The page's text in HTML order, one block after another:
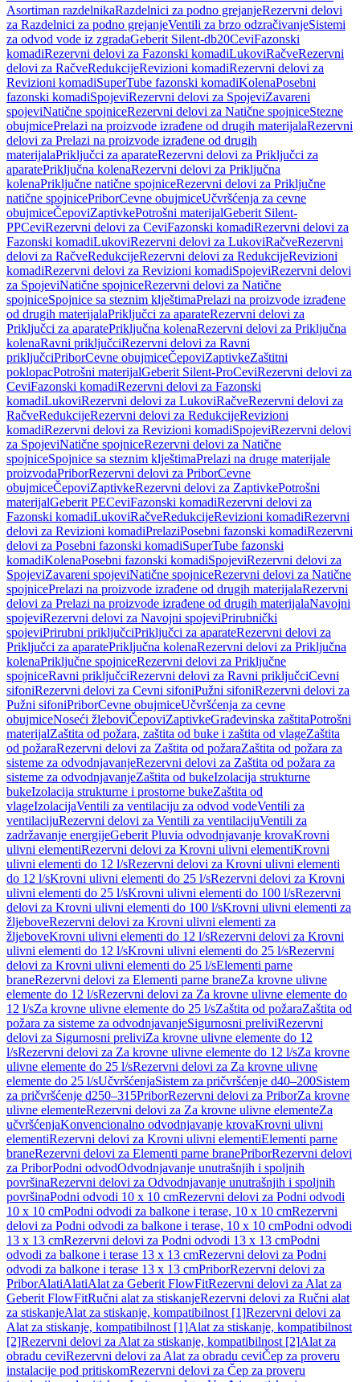
Asortiman razdelnikaRazdelnici za podno grejanjeRezervni delovi
za Razdelnici za podno grejanjeVentili za brzo odzračivanjeSistemi
za odvod vode iz zgradaGeberit Silent-db20CeviFazonski
komadiRezervni delovi za Fazonski komadiLukoviRačveRezervni
delovi za RačveRedukcijeRevizioni komadiRezervni delovi za
Revizioni komadiSuperTube fazonski komadiKolenaPosebni
fazonski komadiSpojeviRezervni delovi za SpojeviZavareni
spojeviNatične spojniceRezervni delovi za Natične spojniceStezne
obujmicePrelazi na proizvode izrađene od drugih materijalaRezervni
delovi za Prelazi na proizvode izrađene od drugih
materijalaPriključci za aparateRezervni delovi za Priključci za
aparatePriključna kolenaRezervni delovi za Priključna
kolenaPriključne natične spojniceRezervni delovi za Priključne
natične spojnicePriborCevne obujmiceUčvršćenja za cevne
obujmiceČepoviZaptivkePotrošni materijalGeberit Silent-
PPCeviRezervni delovi za CeviFazonski komadiRezervni delovi za
Fazonski komadiLukoviRezervni delovi za LukoviRačveRezervni
delovi za RačveRedukcijeRezervni delovi za RedukcijeRevizioni
komadiRezervni delovi za Revizioni komadiSpojeviRezervni delovi
za SpojeviNatične spojniceRezervni delovi za Natične
spojniceSpojnice sa steznim klještimaPrelazi na proizvode izrađene
od drugih materijalaPriključci za aparateRezervni delovi za
Priključci za aparatePriključna kolenaRezervni delovi za Priključna
kolenaRavni priključciRezervni delovi za Ravni
priključciPriborCevne obujmiceČepoviZaptivkeZaštitni
poklopacPotrošni materijalGeberit Silent-ProCeviRezervni delovi za
CeviFazonski komadiRezervni delovi za Fazonski
komadiLukoviRezervni delovi za LukoviRačveRezervni delovi za
RačveRedukcijeRezervni delovi za RedukcijeRevizioni
komadiRezervni delovi za Revizioni komadiSpojeviRezervni delovi
za SpojeviNatične spojniceRezervni delovi za Natične
spojniceSpojnice sa steznim klještimaPrelazi na druge materijale
proizvodaPriborRezervni delovi za PriborCevne
obujmiceČepoviZaptivkeRezervni delovi za ZaptivkePotrošni
materijalGeberit PECeviFazonski komadiRezervni delovi za
Fazonski komadiLukoviRačveRedukcijeRevizioni komadiRezervni
delovi za Revizioni komadiPrelaziPosebni fazonski komadiRezervni
delovi za Posebni fazonski komadiSuperTube fazonski
komadiKolenaPosebni fazonski komadiSpojeviRezervni delovi za
SpojeviZavareni spojeviNatične spojniceRezervni delovi za Natične
spojnicePrelazi na proizvode izrađene od drugih materijalaRezervni
delovi za Prelazi na proizvode izrađene od drugih materijalaNavojni
spojeviRezervni delovi za Navojni spojeviPrirubnički
spojeviPrirubni priključciPriključci za aparateRezervni delovi za
Priključci za aparatePriključna kolenaRezervni delovi za Priključna
kolenaPriključne spojniceRezervni delovi za Priključne
spojniceRavni priključciRezervni delovi za Ravni priključciCevni
sifoniRezervni delovi za Cevni sifoniPužni sifoniRezervni delovi za
Pužni sifoniPriborCevne obujmiceUčvršćenja za cevne
obujmiceNoseći žleboviČepoviZaptivkeGrađevinska zaštitaPotrošni
materijalZaštita od požara, zaštita od buke i zaštita od vlageZaštita
od požaraRezervni delovi za Zaštita od požaraZaštita od požara za
sisteme za odvodnjavanjeRezervni delovi za Zaštita od požara za
sisteme za odvodnjavanjeZaštita od bukeIzolacija strukturne
bukeIzolacija strukturne i prostorne bukeZaštita od
vlageIzolacijaVentili za ventilaciju za odvod vodeVentili za
ventilacijuRezervni delovi za Ventili za ventilacijuVentili za
zadržavanje energijeGeberit Pluvia odvodnjavanje krovaKrovni
ulivni elementiRezervni delovi za Krovni ulivni elementiKrovni
ulivni elementi do 12 l/sRezervni delovi za Krovni ulivni elementi
do 12 l/sKrovni ulivni elementi do 25 l/sRezervni delovi za Krovni
ulivni elementi do 25 l/sKrovni ulivni elementi do 100 l/sRezervni
delovi za Krovni ulivni elementi do 100 l/sKrovni ulivni elementi za
žljeboveRezervni delovi za Krovni ulivni elementi za
žljeboveKrovni ulivni elementi do 12 l/sRezervni delovi za Krovni
ulivni elementi do 12 l/sKrovni ulivni elementi do 25 l/sRezervni
delovi za Krovni ulivni elementi do 25 l/sElementi parne
braneRezervni delovi za Elementi parne braneZa krovne ulivne
elemente do 12 l/sRezervni delovi za Za krovne ulivne elemente do
12 l/sZa krovne ulivne elemente do 25 l/sZaštita od požaraZaštita od
požara za sisteme za odvodnjavanjeSigurnosni preliviRezervni
delovi za Sigurnosni preliviZa krovne ulivne elemente do 12
l/sRezervni delovi za Za krovne ulivne elemente do 12 l/sZa krovne
ulivne elemente do 25 l/sRezervni delovi za Za krovne ulivne
elemente do 25 l/sUčvršćenjaSistem za pričvršćenje d40–200Sistem
za pričvršćenje d250–315PriborRezervni delovi za PriborZa krovne
ulivne elementeRezervni delovi za Za krovne ulivne elementeZa
učvršćenjaKonvencionalno odvodnjavanje krovaKrovni ulivni
elementiRezervni delovi za Krovni ulivni elementiElementi parne
braneRezervni delovi za Elementi parne branePriborRezervni delovi
za PriborPodni odvodOdvodnjavanje unutrašnjih i spoljnih
površinaRezervni delovi za Odvodnjavanje unutrašnjih i spoljnih
površinaPodni odvodi 10 x 10 cmRezervni delovi za Podni odvodi
10 x 10 cmPodni odvodi za balkone i terase, 10 x 10 cmRezervni
delovi za Podni odvodi za balkone i terase, 10 x 10 cmPodni odvodi
13 x 13 cmRezervni delovi za Podni odvodi 13 x 13 cmPodni
odvodi za balkone i terase 13 x 13 cmRezervni delovi za Podni
odvodi za balkone i terase 13 x 13 cmPriborRezervni delovi za
PriborAlatiAlatiAlat za Geberit FlowFitRezervni delovi za Alat za
Geberit FlowFitRučni alat za stiskanjeRezervni delovi za Ručni alat
za stiskanjeAlat za stiskanje, kompatibilnost [1]Rezervni delovi za
Alat za stiskanje, kompatibilnost [1]Alat za stiskanje, kompatibilnost
[2]Rezervni delovi za Alat za stiskanje, kompatibilnost [2]Alat za
obradu ceviRezervni delovi za Alat za obradu ceviČep za proveru
instalacije pod pritiskomRezervni delovi za Čep za proveru